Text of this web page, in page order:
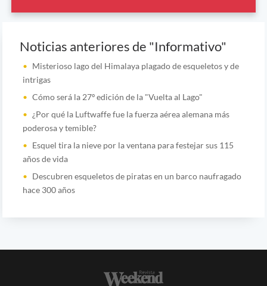
Noticias anteriores de "Informativo"
Misterioso lago del Himalaya plagado de esqueletos y de
intrigas
Cómo será la 27º edición de la "Vuelta al Lago"
¿Por qué la Luftwaffe fue la fuerza aérea alemana más
poderosa y temible?
Esquel tira la nieve por la ventana para festejar sus 115
años de vida
Descubren esqueletos de piratas en un barco naufragado
hace 300 años